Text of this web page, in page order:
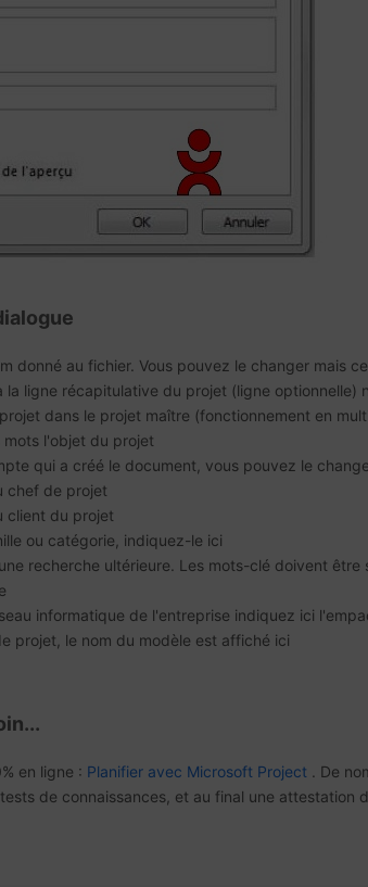
donné au fichier. Vous pouvez le changer mais
la ligne récapitulative du projet (ligne
dans le projet maître (fonctionnement en
l'objet du projet
qui a créé le document, vous pouvez le
chef de projet
client du projet
ou catégorie, indiquez-le ici
recherche ultérieure. Les mots-clé doivent
informatique de l'entreprise indiquez ici
projet, le nom du modèle est affiché ici
en ligne : Planifier avec Microsoft Project
. De
de connaissances, et au final une attestation